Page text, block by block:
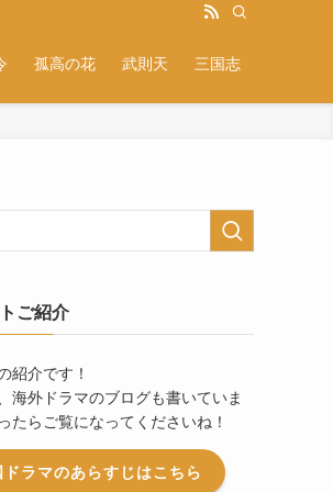
孤高の花 武則天 三国志
ご紹介
紹介です！
海外ドラマのブログも書いていま
たらご覧になってくださいね！
ドラマのあらすじはこちら